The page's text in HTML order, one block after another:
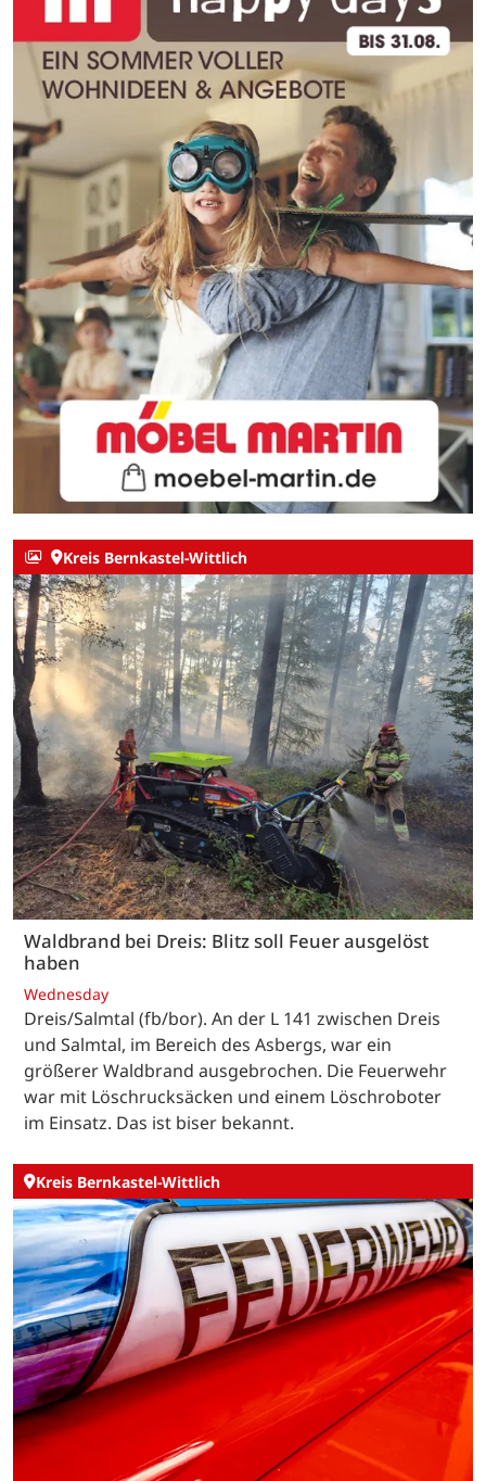
Kreis Bernkastel-Wittlich
Waldbrand bei Dreis: Blitz soll Feuer ausgelöst
haben
Wednesday
Dreis/Salmtal (fb/bor). An der L 141 zwischen Dreis
und Salmtal, im Bereich des Asbergs, war ein
größerer Waldbrand ausgebrochen. Die Feuerwehr
war mit Löschrucksäcken und einem Löschroboter
im Einsatz. Das ist biser bekannt.
Kreis Bernkastel-Wittlich